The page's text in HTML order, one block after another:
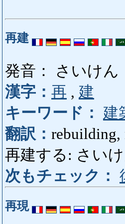
再建
発音： さいけん
漢字： 再 , 建
キーワード：
建
翻訳： rebuilding,
再建する: さいけ
次もチェック：
再現